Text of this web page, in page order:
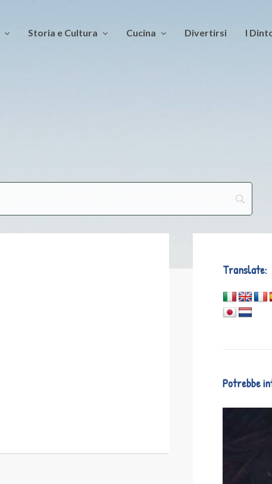
Storia e Cultura Cucina Divertirsi I
Translate:
Potrebbe